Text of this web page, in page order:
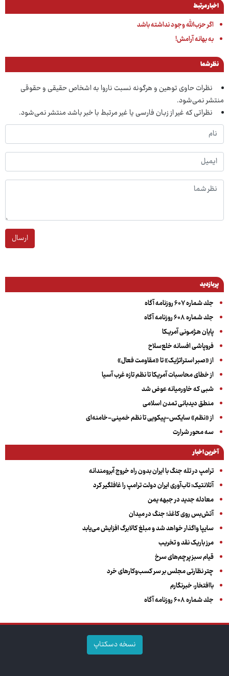
اخبار مرتبط
اگر حزب‌الله وجود نداشته باشد
به بهانه آرامش!
نظر شما
نظرات حاوی توهین و هرگونه نسبت ناروا به اشخاص حقیقی و حقوقی
منتشر نمی‌شود.
نظراتی که غیر از زبان فارسی یا غیر مرتبط با خبر باشد منتشر نمی‌شود.
ارسال
پربازدید
جلد شماره ۶۰۷ روزنامه آگاه
جلد شماره ۶۰۸ روزنامه آگاه
پایان هـژمـونی آمریـکا
فروپاشی افسانه خلع‌سلاح
از «صبر استراتژیک» تا «مقاومت فعال»
از خطای محاسبات آمریکا تا نظم تازه غرب آسیا
شبی که خاورمیانه عوض شد
منطق دیدبانی تمدن اسلامی
از «نظم» سایکس-پیکویی تا نظم خمینی-خامنه‌ای
سه‌ محور شرارت
آخرین اخبار
ترامپ در تله جنگ با ایران بدون راه خروج آبرومندانه
آتلانتیک: تاب‌آوری ایران دولت ترامپ را غافلگیر کرد
معادله جدید در جبهه یمن
آتش‌بس روی کاغذ؛ جنگ در میدان
سایپا واگذار خواهد شد و مبلغ کالابرگ افزایش می‌یابد
مرز باریک نقد و تخریب
قیام سبز پرچم‌های سرخ
چتر نظارتی مجلس بر سر کسب‌وکارهای خرد
باافتخار، خبرنگارم
جلد شماره ۶۰۸ روزنامه آگاه
نسخه دسکتاپ